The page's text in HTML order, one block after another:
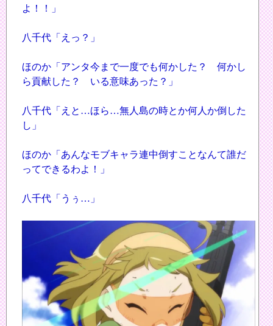
よ！！」
八千代「えっ？」
ほのか「アンタ今まで一度でも何かした？ 何かし
ら貢献した？ いる意味あった？」
八千代「えと…ほら…無人島の時とか何人か倒した
し」
ほのか「あんなモブキャラ連中倒すことなんて誰だ
ってできるわよ！」
八千代「うぅ…」